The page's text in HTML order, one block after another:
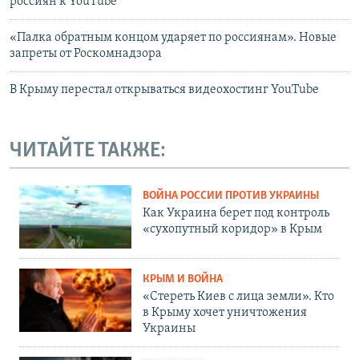
«Палка обратным концом ударяет по россиянам». Новые
запреты от Роскомнадзора
В Крыму перестал открываться видеохостинг YouTube
ЧИТАЙТЕ ТАКЖЕ:
ВОЙНА РОССИИ ПРОТИВ УКРАИНЫ
Как Украина берет под контроль
«сухопутный коридор» в Крым
КРЫМ И ВОЙНА
«Стереть Киев с лица земли». Кто
в Крыму хочет уничтожения
Украины